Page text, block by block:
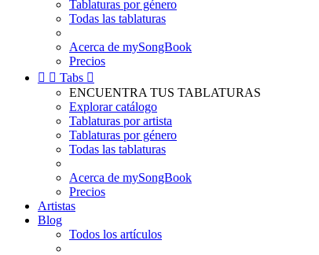
Tablaturas por género
Todas las tablaturas
Acerca de mySongBook
Precios
  Tabs 
ENCUENTRA TUS TABLATURAS
Explorar catálogo
Tablaturas por artista
Tablaturas por género
Todas las tablaturas
Acerca de mySongBook
Precios
Artistas
Blog
Todos los artículos